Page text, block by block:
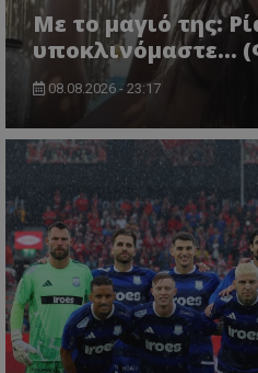
Με το μαγιό της:
υποκλινόμαστε…
08.08.2026 - 23:17